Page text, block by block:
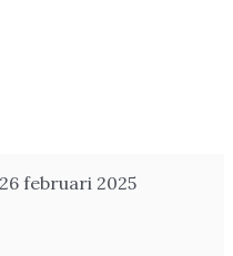
februari 2025